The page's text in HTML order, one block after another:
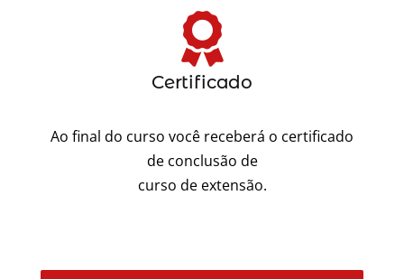
Certificado
Ao final do curso você receberá o certificado
de conclusão de
curso de extensão.